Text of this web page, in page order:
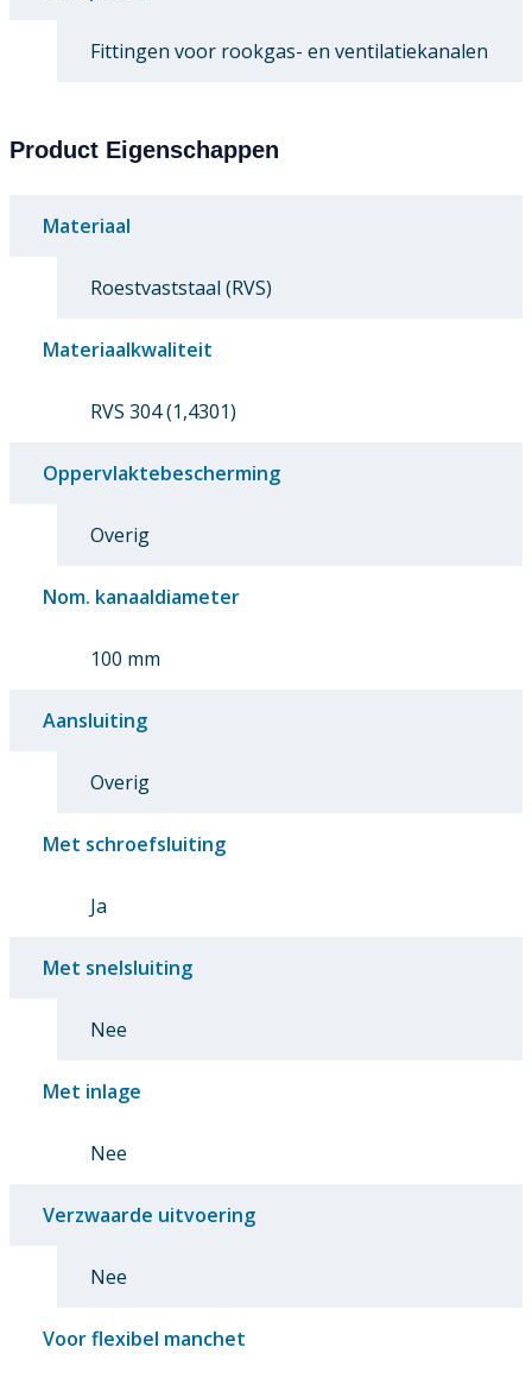
Fittingen voor rookgas- en ventilatiekanalen
Product Eigenschappen
Materiaal
Roestvaststaal (RVS)
Materiaalkwaliteit
RVS 304 (1,4301)
Oppervlaktebescherming
Overig
Nom. kanaaldiameter
100 mm
Aansluiting
Overig
Met schroefsluiting
Ja
Met snelsluiting
Nee
Met inlage
Nee
Verzwaarde uitvoering
Nee
Voor flexibel manchet